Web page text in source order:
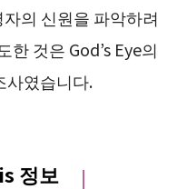
의 신원을 파악하려
한 것은 God’s Eye의
사였습니다.
정보